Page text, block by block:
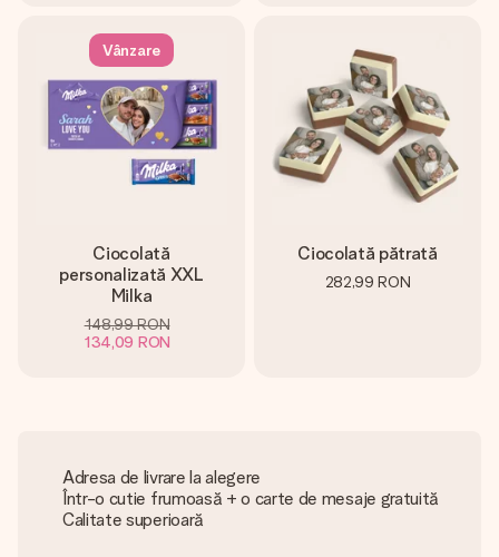
Vânzare
Ciocolată
personalizată XXL
Milka
148,99 RON
134,09 RON
Ciocolată pătrată
282,99 RON
Adresa de livrare la alegere
Într-o cutie frumoasă + o carte de mesaje gratuită
Calitate superioară